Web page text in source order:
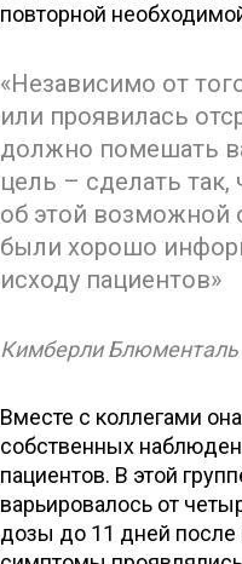
повторной
Независимо от
или проявилась
должно помешать
цель – сделать
об этой возможной
были хорошо
исходу пациентов
Кимберли Блюменталь
Вместе с коллегами
собственных
пациентов. В этой
варьировалось от
дозы до 11 дней после